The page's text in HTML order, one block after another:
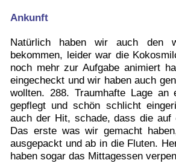
Ankunft
Natürlich haben wir auch den
bekommen, leider war die
noch mehr zur Aufgabe animiert
eingecheckt und wir haben auch
wollten. 288. Traumhafte Lage an
gepflegt und schön schlicht
auch der Hit, schade, dass die
Das erste was wir gemacht
ausgepackt und ab in die Fluten.
haben sogar das Mittagessen